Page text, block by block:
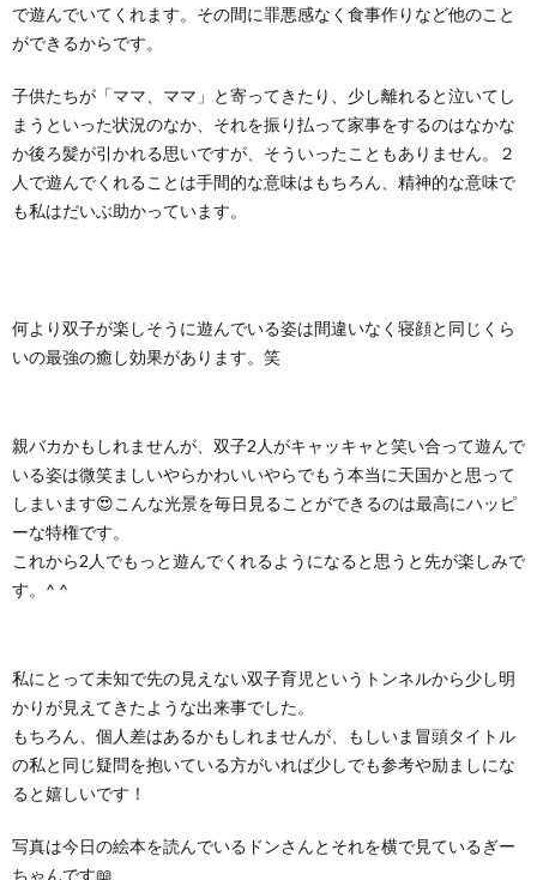
で遊んでいてくれます。その間に罪悪感なく食事作りなど他のこと
ができるからです。
子供たちが「ママ、ママ」と寄ってきたり、少し離れると泣いてし
まうといった状況のなか、それを振り払って家事をするのはなかな
か後ろ髪が引かれる思いですが、そういったこともありません。２
人で遊んでくれることは手間的な意味はもちろん、精神的な意味で
も私はだいぶ助かっています。
何より双子が楽しそうに遊んでいる姿は間違いなく寝顔と同じくら
いの最強の癒し効果があります。笑
親バカかもしれませんが、双子2人がキャッキャと笑い合って遊んで
いる姿は微笑ましいやらかわいいやらでもう本当に天国かと思って
しまいます😍こんな光景を毎日見ることができるのは最高にハッピ
ーな特権です。
これから2人でもっと遊んでくれるようになると思うと先が楽しみで
す。^ ^
私にとって未知で先の見えない双子育児というトンネルから少し明
かりが見えてきたような出来事でした。
もちろん、個人差はあるかもしれませんが、もしいま冒頭タイトル
の私と同じ疑問を抱いている方がいれば少しでも参考や励ましにな
ると嬉しいです！
写真は今日の絵本を読んでいるドンさんとそれを横で見ているぎー
ちゃんです📖